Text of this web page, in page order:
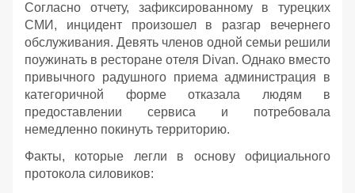
Согласно отчету, зафиксированному в турецких
СМИ, инцидент произошел в разгар вечернего
обслуживания. Девять членов одной семьи решили
поужинать в ресторане отеля Divan. Однако вместо
привычного радушного приема администрация в
категоричной форме отказала людям в
предоставлении сервиса и потребовала
немедленно покинуть территорию.
Факты, которые легли в основу официального
протокола силовиков: